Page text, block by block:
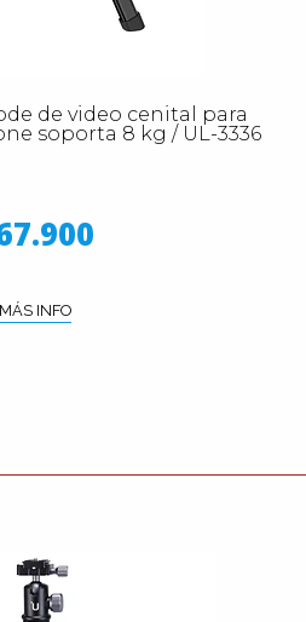
de video cenital para
soporta 8 kg / UL-3336
MÁS INFO